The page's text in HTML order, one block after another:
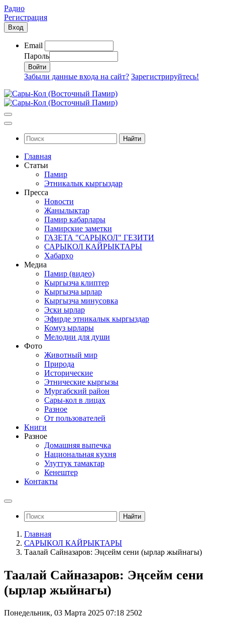
Радио
Регистрация
Вход
Email
Пароль
Забыли данные входа на сайт? Зарегистрируйтесь!
Найти
Главная
Статьи
Памир
Этникалык кыргыздар
Пресса
Новости
Жанылыктар
Памир кабарлары
Памирские заметки
ГАЗЕТА "САРЫКОЛ" ГЕЗИТИ
САРЫКОЛ КАЙРЫКТАРЫ
Хабарҳо
Медиа
Памир (видео)
Кыргызча клиптер
Кыргызча ырлар
Кыргызча минусовка
Эски ырлар
Эфирде этникалык кыргыздар
Комуз ырлары
Мелодии для души
Фото
Животный мир
Природа
Исторические
Этнические кыргызы
Мургабский район
Сары-кол в лицах
Разное
От пользователей
Книги
Разное
Домашняя выпечка
Национальная кухня
Улуттук тамактар
Кенештер
Контакты
Найти
Главная
САРЫКОЛ КАЙРЫКТАРЫ
Таалай Сайназаров: Эңсейм сени (ырлар жыйнагы)
Таалай Сайназаров: Эңсейм сени
(ырлар жыйнагы)
Понедельник, 03 Марта 2025 07:18 2502